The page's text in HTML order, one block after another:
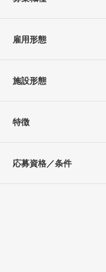
雇用形態
施設形態
特徴
応募資格／条件